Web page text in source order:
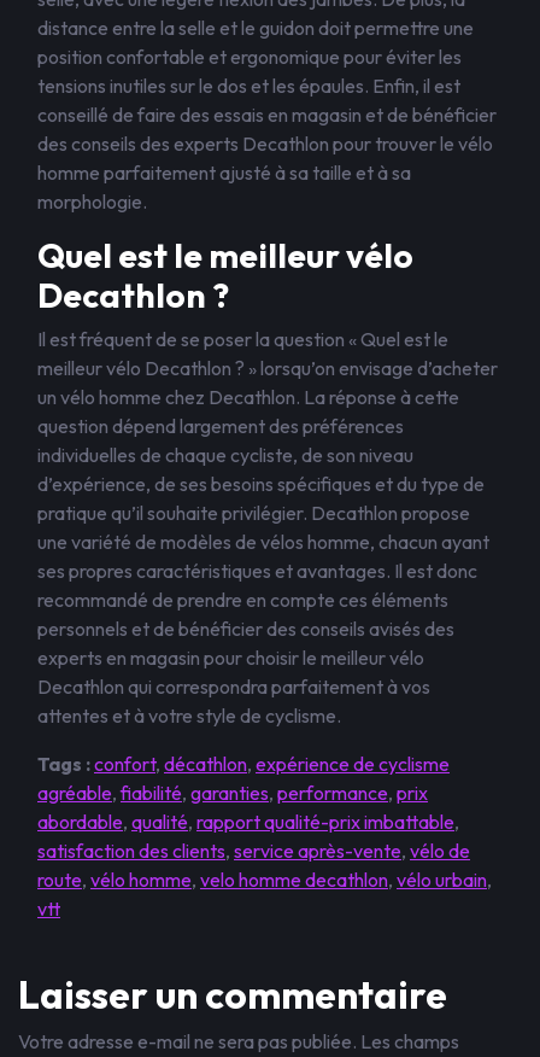
distance entre la selle et le guidon doit permettre une
position confortable et ergonomique pour éviter les
tensions inutiles sur le dos et les épaules. Enfin, il est
conseillé de faire des essais en magasin et de bénéficier
des conseils des experts Decathlon pour trouver le vélo
homme parfaitement ajusté à sa taille et à sa
morphologie.
Quel est le meilleur vélo
Decathlon ?
Il est fréquent de se poser la question « Quel est le
meilleur vélo Decathlon ? » lorsqu’on envisage d’acheter
un vélo homme chez Decathlon. La réponse à cette
question dépend largement des préférences
individuelles de chaque cycliste, de son niveau
d’expérience, de ses besoins spécifiques et du type de
pratique qu’il souhaite privilégier. Decathlon propose
une variété de modèles de vélos homme, chacun ayant
ses propres caractéristiques et avantages. Il est donc
recommandé de prendre en compte ces éléments
personnels et de bénéficier des conseils avisés des
experts en magasin pour choisir le meilleur vélo
Decathlon qui correspondra parfaitement à vos
attentes et à votre style de cyclisme.
Tags :confort, décathlon, expérience de cyclisme
agréable,fiabilité, garanties, performance, prix
abordable, qualité, rapport qualité-prix imbattable,
satisfaction des clients, service après-vente, vélo de
route, vélo homme, velo homme decathlon, vélo urbain,
vtt
Laisser un commentaire
Votre adresse e-mail ne sera pas publiée. Les champs